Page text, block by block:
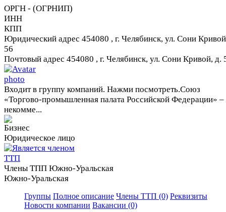
ОРГН - (ОГРНИП)
ИНН
КПП
Юридический адрес 454080 , г. Челябинск, ул. Сони
56
Почтовый адрес 454080 , г. Челябинск, ул. Сони Кривой, д.
Входит в группу компаний. Нажми посмотреть.Союз
«Торгово-промышленная палата Российской Федерации» –
некомме...
Юридическое лицо
Члены ТПП Южно-Уральская
Южно-Уральская
Группы Полное описание Члены ТТП (0) Реквизиты
Новости компании Вакансии (0)